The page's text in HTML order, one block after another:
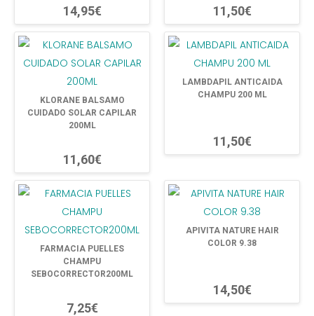
14,95€ 11,50€
KLORANE BALSAMO
CUIDADO SOLAR CAPILAR
200ML
11,60€
LAMBDAPIL ANTICAIDA
CHAMPU 200 ML
11,50€
FARMACIA PUELLES
CHAMPU
SEBOCORRECTOR200ML
7,25€
APIVITA NATURE HAIR
COLOR 9.38
14,50€